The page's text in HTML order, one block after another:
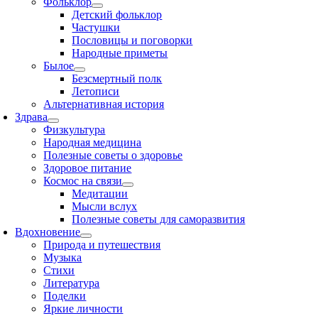
Детский фольклор
Частушки
Пословицы и поговорки
Народные приметы
Былое
Безсмертный полк
Летописи
Альтернативная история
Здрава
Физкультура
Народная медицина
Полезные советы о здоровье
Здоровое питание
Космос на связи
Медитации
Мысли вслух
Полезные советы для саморазвития
Вдохновение
Природа и путешествия
Музыка
Стихи
Литература
Поделки
Яркие личности